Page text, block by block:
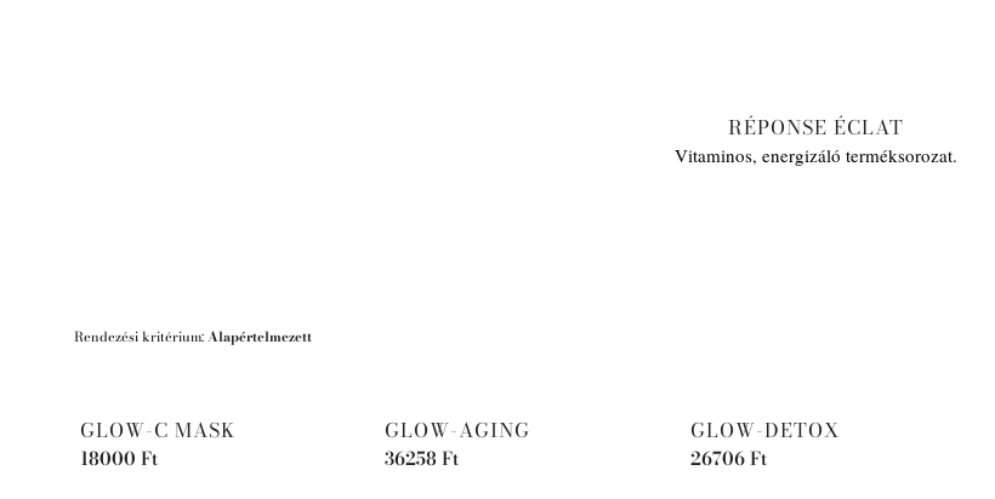
RÉPONSE ÉCLAT
Vitaminos, energizáló terméksorozat.
Rendezési kritérium:Alapértelmezett
GLOW-C MASK
18000 Ft
GLOW-AGING
36258Ft
GLOW-DETOX
26706Ft